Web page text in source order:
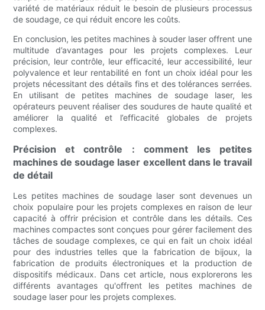
variété de matériaux réduit le besoin de plusieurs processus
de soudage, ce qui réduit encore les coûts.
En conclusion, les petites machines à souder laser offrent une
multitude d’avantages pour les projets complexes. Leur
précision, leur contrôle, leur efficacité, leur accessibilité, leur
polyvalence et leur rentabilité en font un choix idéal pour les
projets nécessitant des détails fins et des tolérances serrées.
En utilisant de petites machines de soudage laser, les
opérateurs peuvent réaliser des soudures de haute qualité et
améliorer la qualité et l’efficacité globales de projets
complexes.
Précision et contrôle : comment les petites
machines de soudage laser excellent dans le travail
de détail
Les petites machines de soudage laser sont devenues un
choix populaire pour les projets complexes en raison de leur
capacité à offrir précision et contrôle dans les détails. Ces
machines compactes sont conçues pour gérer facilement des
tâches de soudage complexes, ce qui en fait un choix idéal
pour des industries telles que la fabrication de bijoux, la
fabrication de produits électroniques et la production de
dispositifs médicaux. Dans cet article, nous explorerons les
différents avantages qu'offrent les petites machines de
soudage laser pour les projets complexes.